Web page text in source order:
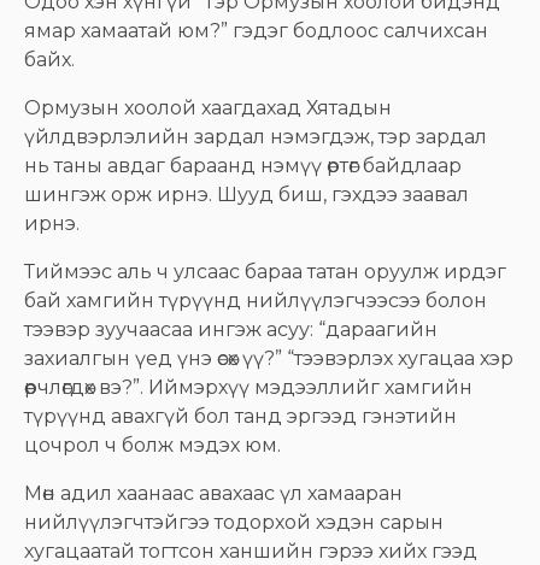
ямар хамаатай юм?” гэдэг бодлоос салчихсан
байх.
Ормузын хоолой хаагдахад Хятадын
үйлдвэрлэлийн зардал нэмэгдэж, тэр зардал
нь таны авдаг бараанд нэмүү өртөг байдлаар
шингэж орж ирнэ. Шууд биш, гэхдээ заавал
ирнэ.
Тиймээс аль ч улсаас бараа татан оруулж ирдэг
бай хамгийн түрүүнд нийлүүлэгчээсээ болон
тээвэр зуучаасаа ингэж асуу: “дараагийн
захиалгын үед үнэ өсөх үү?” “тээвэрлэх хугацаа хэр
өөрчлөгдөх вэ?”. Иймэрхүү мэдээллийг хамгийн
түрүүнд авахгүй бол танд эргээд гэнэтийн
цочрол ч болж мэдэх юм.
Мөн адил хаанаас авахаас үл хамааран
нийлүүлэгчтэйгээ тодорхой хэдэн сарын
хугацаатай тогтсон ханшийн гэрээ хийх гээд